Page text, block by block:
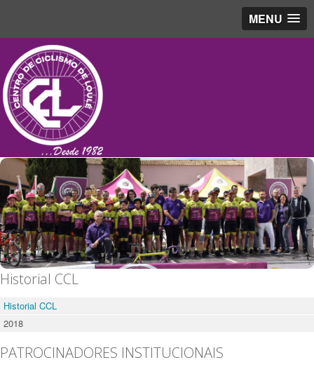
MENU
.
Historial CCL
Historial CCL
2018
PATROCINADORES INSTITUCIONAIS